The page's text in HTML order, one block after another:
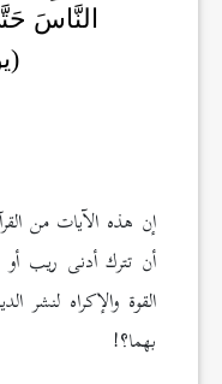
النَّاسَ
إن هذه الآيات من
أن تترك أدنى ريب
القوة والإكراه لنشر
بهما؟!